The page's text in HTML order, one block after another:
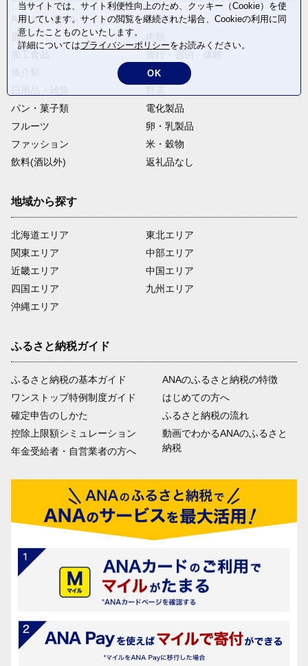
ANAオリジナル
定期便
酒
麺類
パン・菓子類
電化製品
フルーツ
卵・乳製品
ファッション
米・穀物
飲料(酒以外)
返礼品なし
地域から探す
北海道エリア
関東エリア
近畿エリア
四国エリア
沖縄エリア
東北エリア
中部エリア
中国エリア
九州エリア
ふるさと納税ガイド
ふるさと納税の基本ガイド
ワンストップ特例制度ガイド
確定申告のしかた
控除上限額シミュレーション
年金受給者・自営業者の方へ
ANAのふるさと納税の特徴
はじめての方へ
ふるさと納税の流れ
動画でわかるANAのふるさと
納税
当サイトでは、サイト利便性向上のため、クッキー（Cookie）を使
用しています。サイトの閲覧を継続された場合、Cookieの利用に同
意したことものといたします。
詳細についてはプライバシーポリシーをお読みください。
OK